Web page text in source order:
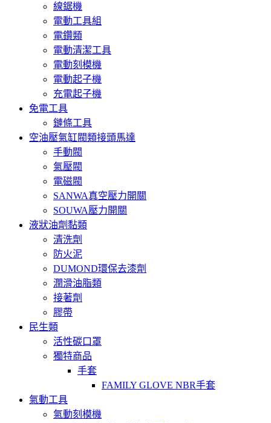
線鋸機
電動工具組
電鑽類
電動清潔工具
電動刻模機
電動起子機
充電起子機
免電工具
鏈條工具
空油壓氣缸閥類接頭馬達
手動閥
氣壓閥
電磁閥
SANWA真空壓力開關
SOUWA壓力開關
液狀油劑黏類
清洗劑
防火泥
DUMOND環保去漆劑
潤滑油脂類
接著劑
膠帶
民生類
活性碳口罩
獨特商品
手套
FAMILY GLOVE NBR手套
氣動工具
氣動刻模機